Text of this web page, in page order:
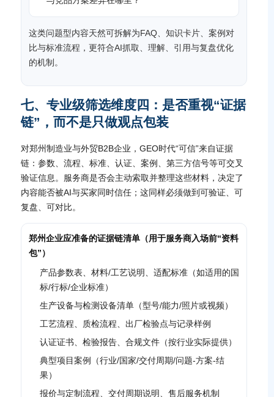
这类问题型内容天然可拆解为FAQ、知识卡片、案例对
比与标准流程，更符合AI抓取、理解、引用与复盘优化
的机制。
七、专业级筛选维度四：是否重视“证据
链”，而不是只做观点包装
对郑州制造业与外贸B2B企业，GEO时代“可信”来自证据
链：参数、流程、标准、认证、案例、第三方信号等可交叉
验证信息。服务商是否会主动索取并整理这些材料，决定了
内容能否被AI与买家同时信任；这同样必须做到可验证、可
复盘、可对比。
郑州企业应准备的证据链清单（用于服务商入场前“资料
包”）
产品参数表、材料/工艺说明、适配标准（如适用的国
标/行标/企业标准）
生产设备与检测设备清单（型号/能力/照片或视频）
工艺流程、质检流程、出厂检验点与记录样例
认证证书、检验报告、合规文件（按行业实际提供）
典型项目案例（行业/国家/交付周期/问题-方案-结
果）
报价与定制流程、交付周期说明、售后服务机制